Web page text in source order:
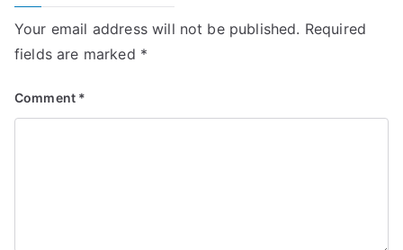
Your email address will not be published. Required
fields are marked *
Comment *